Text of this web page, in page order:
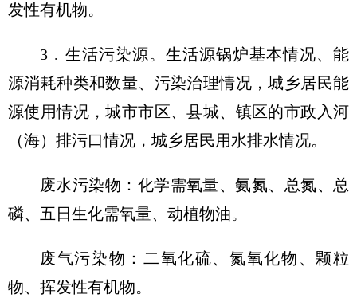
发性有机物。
3﹒生活污染源。生活源锅炉基本情况、能
源消耗种类和数量、污染治理情况，城乡居民能
源使用情况，城市市区、县城、镇区的市政入河
（海）排污口情况，城乡居民用水排水情况。
废水污染物：化学需氧量、氨氮、总氮、总
磷、五日生化需氧量、动植物油。
废气污染物：二氧化硫、氮氧化物、颗粒
物、挥发性有机物。